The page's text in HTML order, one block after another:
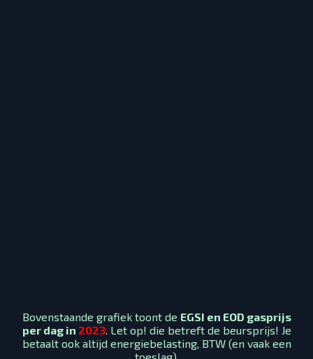
Bovenstaande grafiek toont de EGSI en EOD gasprijs
per dag in 2023. Let op! die betreft de beursprijs! Je
betaalt ook altijd energiebelasting, BTW (en vaak een